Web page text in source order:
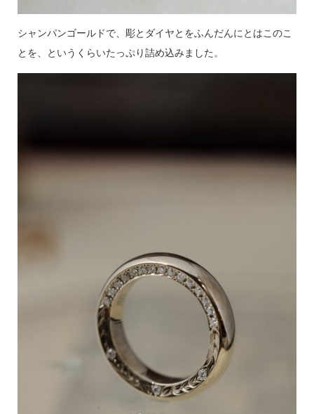
シャンパンゴールドで、彫とダイヤとをふんだんにとはこのこ
とを、というくらいたっぷり詰め込みました。